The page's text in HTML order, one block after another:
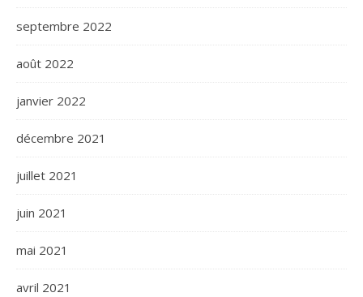
septembre 2022
août 2022
janvier 2022
décembre 2021
juillet 2021
juin 2021
mai 2021
avril 2021